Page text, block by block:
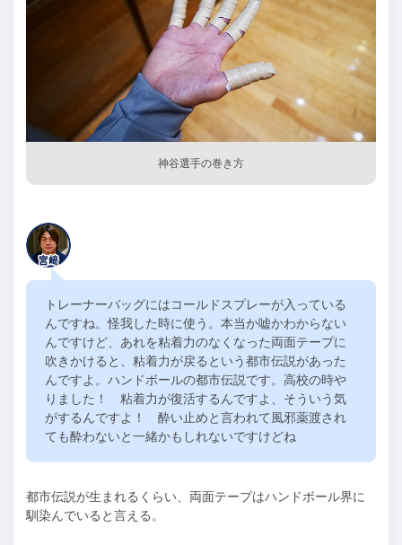
神谷選手の巻き方
トレーナーバッグにはコールドスプレーが入っている
んですね。怪我した時に使う。本当か嘘かわからない
んですけど、あれを粘着力のなくなった両面テープに
吹きかけると、粘着力が戻るという都市伝説があった
んですよ。ハンドボールの都市伝説です。高校の時や
りました！ 粘着力が復活するんですよ、そういう気
がするんですよ！ 酔い止めと言われて風邪薬渡され
ても酔わないと一緒かもしれないですけどね
都市伝説が生まれるくらい、両面テープはハンドボール界に
馴染んでいると言える。